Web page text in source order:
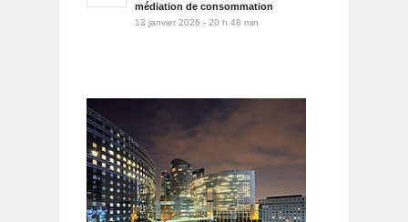
médiation de consommation
13 janvier 2026 - 20 h 48 min